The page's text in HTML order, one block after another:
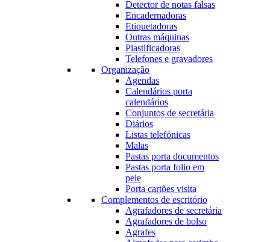
Detector de notas falsas
Encadernadoras
Etiquetadoras
Outras máquinas
Plastificadoras
Telefones e gravadores
Organização
Agendas
Calendários porta
calendários
Conjuntos de secretária
Diários
Listas telefónicas
Malas
Pastas porta documentos
Pastas porta folio em
pele
Porta cartões visita
Complementos de escritório
Agrafadores de secretária
Agrafadores de bolso
Agrafes